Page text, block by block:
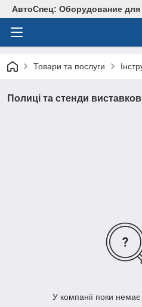
АвтоСпец: Оборудование для
Товари та послуги
Полиці та стенди
У компанії поки немає